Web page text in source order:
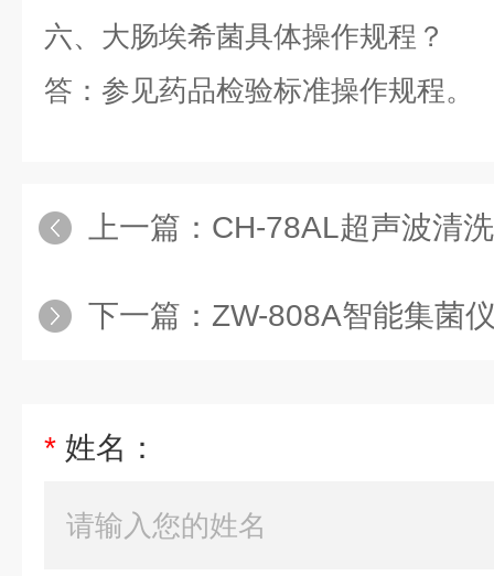
六、大肠埃希菌具体操作规程？
答：参见药品检验标准操作规程。
上一篇： CH-78AL超声波清洗机
下一篇： ZW-808A智能集菌仪 药
* 姓名：